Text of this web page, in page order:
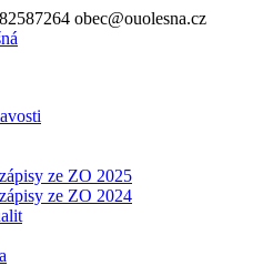
obec@ouolesna.cz
ze ZO 2025
ze ZO 2024